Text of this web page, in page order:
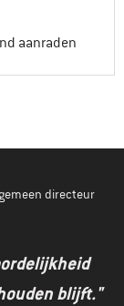
aanraden
directeur
blijft."